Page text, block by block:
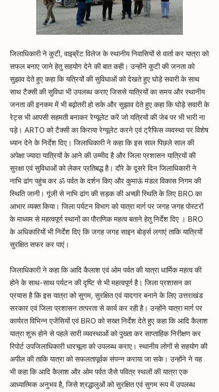
जिलाधिकारी ने कुटी, वाइब्रेंट विलेज के स्थानीय निवासियों से वार्ता कर यात्रा को
सफल बनाए जाने हेतु सहयोग देने की बात कही। उन्होंने कुटी की जनता को
सुझाव देते हुए कहा कि यत्रियों की सुविधाओं को देखते हुए घोड़े सवारी के साथ
साथ टैक्सी की सुविधा भी उपलब्ध कराए जिससे यात्रियों का समय और स्थानीय
जनता की इनकम में भी बढ़ोतरी हो सके और सुझाव देते हुए कहा कि घोड़े सवारी के
रेट्स भी आपसी सहमती बनाकर रेग्यूलेट करें जो यत्रियों की जेब पर भी भारी ना
पड़े। ARTO को टैक्सी का किराया रेग्यूलेट करने एवं ट्रैफिस व्यवस्था पर विशेष
ध्यान देने के निर्देश दिए। जिलाधिकारी ने कहा कि इस साल पिछले साल की
अपेक्षा ज्यादा यात्रियों के आने की उम्मीद है और जिला प्रशासन यात्रियों की
सुरक्षा एवं सुविधाओं को लेकर प्रतिबद्ध है। दौरे के दूसरे दिन जिलाधिकारी ने
नाभि ढांग पहुंच कर ॐ पर्वत के दर्शन किए और कुमाऊं मंडल विकास निगम की
स्थिति जानी। गूंजी से नाभि ढांग की सड़क की अच्छी स्थिति के लिए BRO का
आभार व्यक्त किया। जिला पर्यटन विभाग को यात्रा मार्ग पर जगह जगह पोस्टरों
के माध्यम से महत्वपूर्ण स्थानों का पौराणिक महत्व बताने हेतु निर्देश दिए । BRO
के अधिकारियों भी निर्देश दिए कि जगह जगह साइन बोर्ड्स लगाएं ताकि यात्रियों
सुरक्षित सफर कर पाएं।
जिलाधिकारी ने कहा कि आदि कैलाश एवं ओम पर्वत की यात्रा धार्मिक महत्व की
होने के साथ-साथ पर्यटन की दृष्टि से भी महत्वपूर्ण है। जिला प्रशासन का
प्रयास है कि इस यात्रा को सुगम, सुरक्षित एवं यादगार बनाने के लिए उत्तराखंड
सरकार एवं जिला प्रशासन तत्परता से कार्य कर रही है। उन्होंने यात्रा मार्ग पर
कार्यरत विभिन्न एजेंसियों एवं BRO को सख्त निर्देश देते हुए कहा कि आदि कैलाश
यात्रा शुरू होने से पहले सारी व्यवस्थाओं को पुख्ता कर साप्ताहिक निरीक्षण कर
रिपोर्ट उपजिलाधिकारी धारचूला को उपलब्ध कराए। स्थानीय लोगों से सहयोग की
अपील की ताकि यात्रा को सफलतापूर्वक संपन्न कराया जा सके। उन्होंने ने यह
भी कहा कि आदि कैलाश और ओम पर्वत जैसे पवित्र स्थलों की यात्रा एक
आध्यात्मिक अनुभव है, जिसे श्रद्धालुओं को सुरक्षित एवं सुगम रूप में उपलब्ध